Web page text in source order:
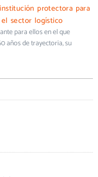
protectora para
sector logístico
para ellos en el que
años de trayectoria, su